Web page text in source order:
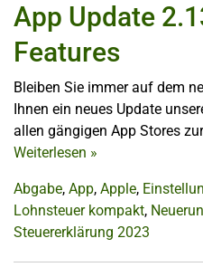
App Update
Features
Bleiben Sie immer auf dem
Ihnen ein neues Update
allen gängigen App Stores
Weiterlesen »
Abgabe, App, Apple,
Lohnsteuer kompakt,
Steuererklärung 2023